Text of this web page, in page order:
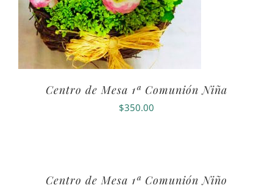
Centro de Mesa 1ª Comunión Niña
$350.00
Centro de Mesa 1ª Comunión Niño